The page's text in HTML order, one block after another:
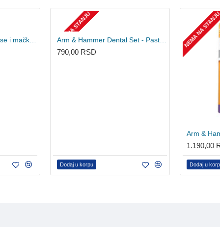
NEMA NA STANJU Arm & Hammer Dental Set - Pasta i 2 četkice navlake za prst
790,00 RSD
Dodaj u korpu
NEMA NA
1.190,00
Dodaj u